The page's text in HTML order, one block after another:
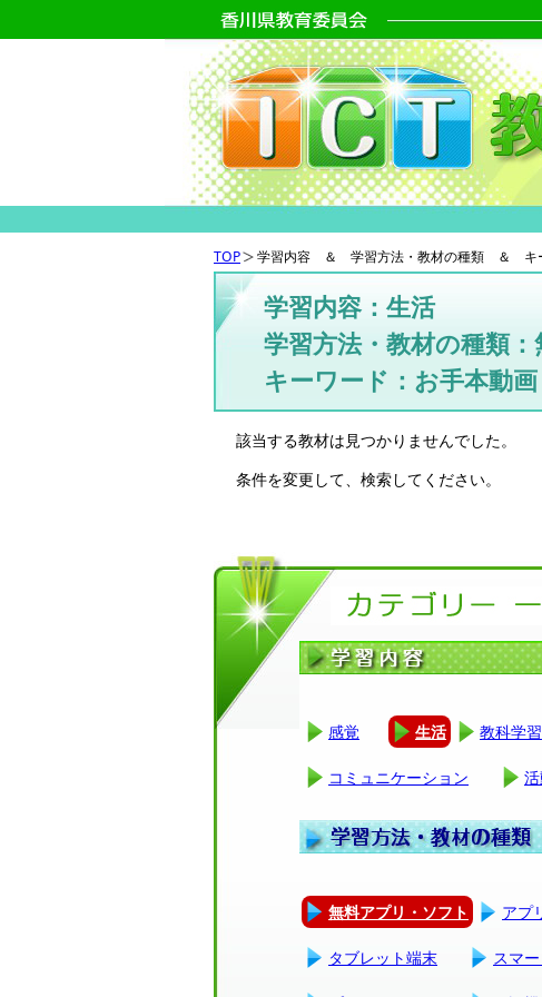
TOP 学習内容 ＆ 学習方法・教材の種類 ＆ キ
学習内容：生活
学習方法・教材の種類
キーワード：お手本動画
該当する教材は見つかりませんでした。
条件を変更して、検索してください。
感覚
生活 教科学習
コミュニケーション
無料アプリ・ソフト
アプ
タブレット端末 スマ